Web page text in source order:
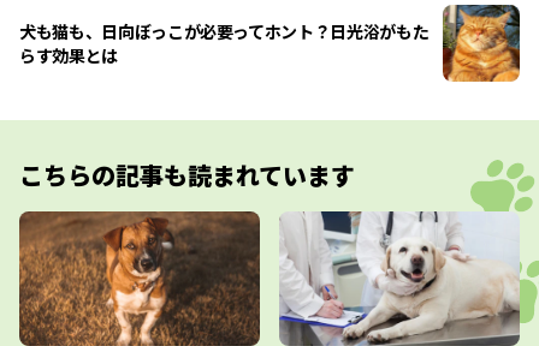
犬も猫も、日向ぼっこが必要ってホント？日光浴がもた
らす効果とは
こちらの記事も読まれています